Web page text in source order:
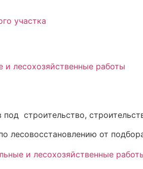
участка
строительство,
лесовосстановлению от